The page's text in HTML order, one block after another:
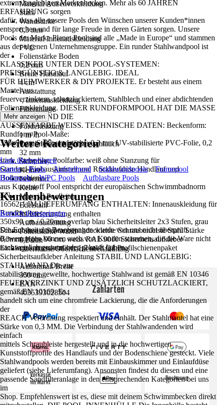
Material Außenverkleidung
Stahl
Wandstärke
0,3 mm
Material Innenauskleidung
PVC
Folienstärke Boden
0,2 mm
Breite Handlauf
4 cm
Ausstattung
-, Innenauskleidung
Filteranlage
Keine
Förderleistung
1 m³/h
Durchmesser Anschlussschlauch
32 mm
Skimmer
Keiner
Leiternart
Keine
Material Poolleiter
Edelstahl
Im Lieferumfang enthalten
Aufbauanleitung
Folienstärke Wand
0,2 mm
Oberfläche/Oberflächenbehandlung
-
Außenmaß Breite
350 cm
EAN
4035393028504
extrem langlebigen Markenbecken. Mehr als 60 JAHREN
ERFAHRUNG sorgen
dafür, dass alle unsere Pools den Wünschen unserer Kunden*innen
entsprechen und für lange Freude in deren Gärten sorgen. Unsere
Pools der Marke Planet Pool sind alle „Made in Europe“ und stammen
aus der eigenen Unternehmensgruppe. Ein runder Stahlwandpool ist
der
KLASSIKER UNTER DEN POOL-SYSTEMEN:
PREISGÜNSTIG & LANGLEBIG. IDEAL
FÜR HEIMWERKER & DIY PROJEKTE. Er besteht aus einem
Mantel aus
feuerverzinktem, schutzlackiertem, Stahlblech und einer abdichtenden
Folienauskleidung. DIESER RUNDFORMPOOL HAT DIE MASSE
350X90 CM UND DIE
AUSSENFARBE WEISS. TECHNISCHE DATEN: Beckenform:
Rundform Pool-Maße:
350x90 cm Stahlwandstärke: 0,3 mm UV-stabilisierte PVC-Folie, 0,2
mm
stark, Farbe blau Poolfarbe: weiß ohne Stanzung für
Standard-Einbauskimmer und Rücklaufdüse Handlauf und
Bodenschiene
aus Kunststoff Pool entspricht der europäischen Schwimmbadnorm
EN
16562-1 IM LIEFERUMFANG ENTHALTEN: Innenauskleidung für
Rundbecken
350x90 cm / 0,20mm overlap blau Sicherheitsleiter 2x3 Stufen, grau
Schraubensatz Schraubenabdeckleiste Schraubenleiste Stahl Stärke
0,3mm, Höhe 90 cm, weiss RAL 9010 Sicherheitsaufkleber
Einhängekartuschenfilter 1,7 m³/h Q1 Profilschienenpaket
Sicherheitsaufkleber Anleitung STABIL UND LANGLEBIG:
STAHLWAND Die zur
stabilisierung gewellte, hochwertige Stahlwand ist gemäß EN 10346
FEUERVERZINKT UND ZUSÄTZLICH SCHUTZLACKIERT,
gemäß EN 10169. Es
handelt sich um eine chromfreie Lackierung, die die Anforderungen
der
REACH Verordnung respektiert und einhält. Der Stahlmantel hat eine
Stärke von 0,3 MM. Die Verbindung der Stahlwandenden wird
einfach
mittels Schraubleiste hergestellt und in die hochwertigen
Kunststoffprofile des Handlaufs und der Bodenschiene gesteckt. Viele
Stahlwandpools werden bereits mit Einbauskimmer und Einlaufdüse
geliefert (siehe Lieferumfang). Ansonsten findest du diesen und eine
passende Sandfilteranlage in den entsprechenden Kategorien bei uns
im
Shop. Empfehlenswert ist es, diese mit deinem Schwimmbecken direkt
Mehr anzeigen
Weitere Kategorien
Liste überspringen
Garten
Pools Aufstellpool Stahlwandpools
Framepool
Holzpools
WPC Pools Aufblasbare Pools
Kundenbewertungen
Bereich überspringen
Die Echtheit der Bewertungen wurde von uns nicht überprüft.
Bewertungen können auch von Kunden stammen, die die Ware nicht
nachweislich genutzt oder gekauft haben.
Zahlarten